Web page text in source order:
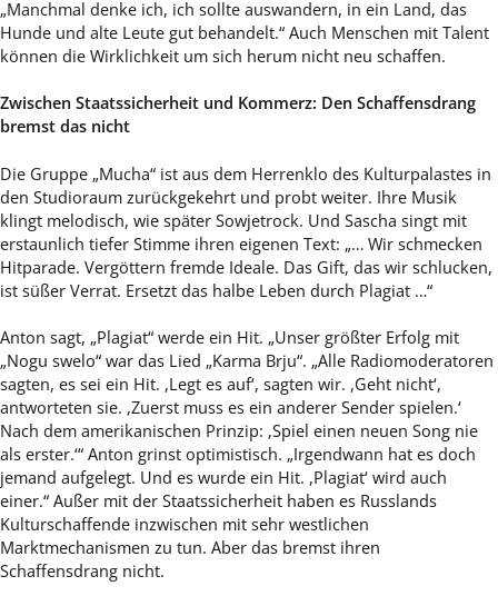
„Manchmal denke ich, ich sollte auswandern, in ein Land, das
Hunde und alte Leute gut behandelt.“ Auch Menschen mit Talent
können die Wirklichkeit um sich herum nicht neu schaffen.
Zwischen Staatssicherheit und Kommerz: Den Schaffensdrang
bremst das nicht
Die Gruppe „Mucha“ ist aus dem Herrenklo des Kulturpalastes in
den Studioraum zurückgekehrt und probt weiter. Ihre Musik
klingt melodisch, wie später Sowjetrock. Und Sascha singt mit
erstaunlich tiefer Stimme ihren eigenen Text: „… Wir schmecken
Hitparade. Vergöttern fremde Ideale. Das Gift, das wir schlucken,
ist süßer Verrat. Ersetzt das halbe Leben durch Plagiat …“
Anton sagt, „Plagiat“ werde ein Hit. „Unser größter Erfolg mit
„Nogu swelo“ war das Lied „Karma Brju“. „Alle Radiomoderatoren
sagten, es sei ein Hit. ,Legt es auf‘, sagten wir. ,Geht nicht‘,
antworteten sie. ‚Zuerst muss es ein anderer Sender spielen.‘
Nach dem amerikanischen Prinzip: ‚Spiel einen neuen Song nie
als erster.‘“ Anton grinst optimistisch. „Irgendwann hat es doch
jemand aufgelegt. Und es wurde ein Hit. ,Plagiat‘ wird auch
einer.“ Außer mit der Staatssicherheit haben es Russlands
Kulturschaffende inzwischen mit sehr westlichen
Marktmechanismen zu tun. Aber das bremst ihren
Schaffensdrang nicht.